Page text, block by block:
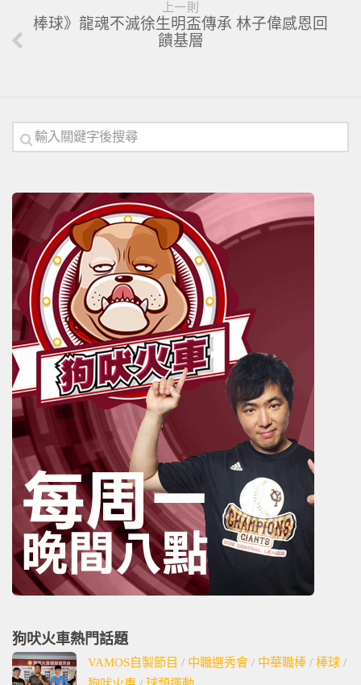
上一則
棒球》龍魂不滅徐生明盃傳承 林子偉感恩回
饋基層
狗吠火車熱門話題
VAMOS自製節目 / 中職選秀會 / 中華職棒 / 棒球 /